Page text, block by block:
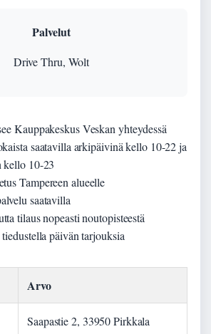
Palvelut
Drive Thru, Wolt
Kauppakeskus Veskan yhteydessä
saatavilla arkipäivinä kello 10-22 ja
10-23
Tampereen alueelle
saatavilla
tilaus nopeasti noutopisteestä
päivän tarjouksia
Arvo
Saapastie 2, 33950 Pirkkala